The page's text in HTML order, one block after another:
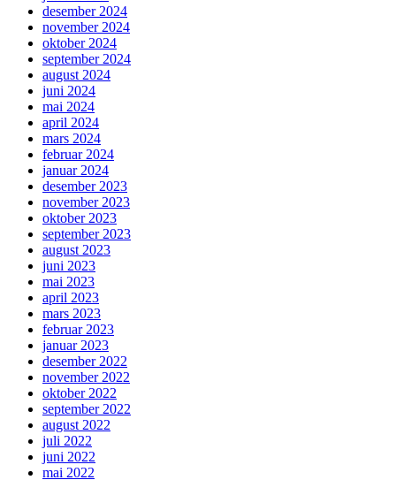
desember 2024
november 2024
oktober 2024
september 2024
august 2024
juni 2024
mai 2024
april 2024
mars 2024
februar 2024
januar 2024
desember 2023
november 2023
oktober 2023
september 2023
august 2023
juni 2023
mai 2023
april 2023
mars 2023
februar 2023
januar 2023
desember 2022
november 2022
oktober 2022
september 2022
august 2022
juli 2022
juni 2022
mai 2022